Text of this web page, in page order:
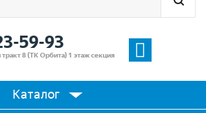
59-93
8 (ТК Орбита) 1 этаж секция
Каталог